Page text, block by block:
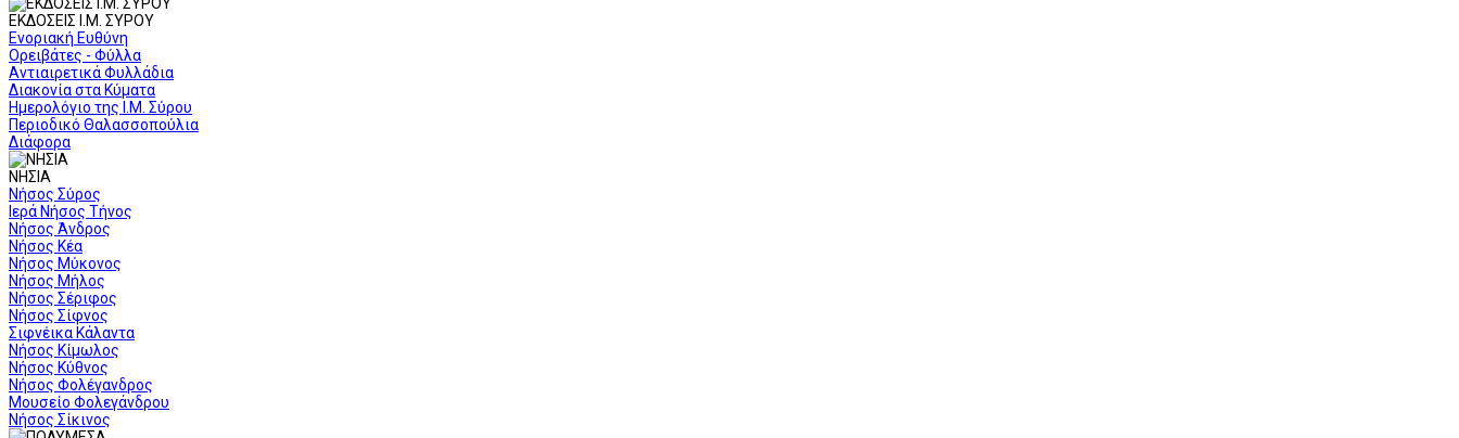
ΕΚΔΟΣΕΙΣ Ι.Μ. ΣΥΡΟΥ
Ενοριακή Ευθύνη
Ορειβάτες - Φύλλα
Αντιαιρετικά Φυλλάδια
Διακονία στα Κύματα
Ημερολόγιο της Ι.Μ. Σύρου
Περιοδικό Θαλασσοπούλια
Διάφορα
ΝΗΣΙΑ
Νήσος Σύρος
Ιερά Νήσος Τήνος
Νήσος Άνδρος
Νήσος Κέα
Νήσος Μύκονος
Νήσος Μήλος
Νήσος Σέριφος
Νήσος Σίφνος
Σιφνέικα Κάλαντα
Νήσος Κίμωλος
Νήσος Κύθνος
Νήσος Φολέγανδρος
Μουσείο Φολεγάνδρου
Νήσος Σίκινος